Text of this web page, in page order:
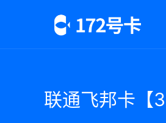
联通飞邦卡【